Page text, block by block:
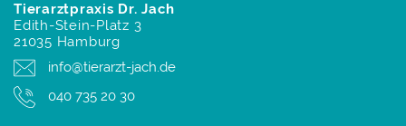
Tierarztpraxis Dr. Jach
Edith-Stein-Platz 3
21035 Hamburg
info@tierarzt-jach.de
040 735 20 30